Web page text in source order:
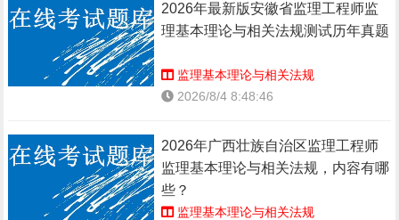
2026年最新版安徽省监理工程师监
理基本理论与相关法规测试历年真题
监理基本理论与相关法规
2026/8/4 8:48:46
2026年广西壮族自治区监理工程师
监理基本理论与相关法规，内容有哪
些？
监理基本理论与相关法规